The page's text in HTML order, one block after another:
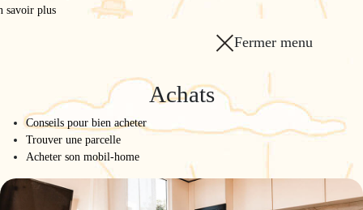
savoir plus
Fermer menu
Achats
Conseils pour bien acheter
Trouver une parcelle
Acheter son mobil-home